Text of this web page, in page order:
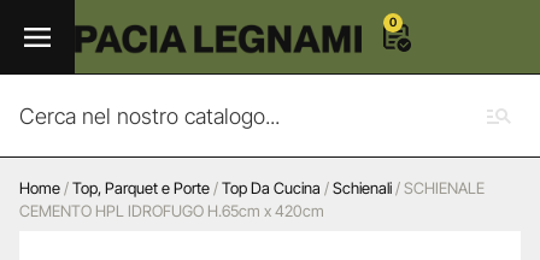
0
Home/Top, Parquet e Porte/Top Da Cucina /Schienali/ SCHIENALE
CEMENTO HPL IDROFUGO H.65cm x 420cm